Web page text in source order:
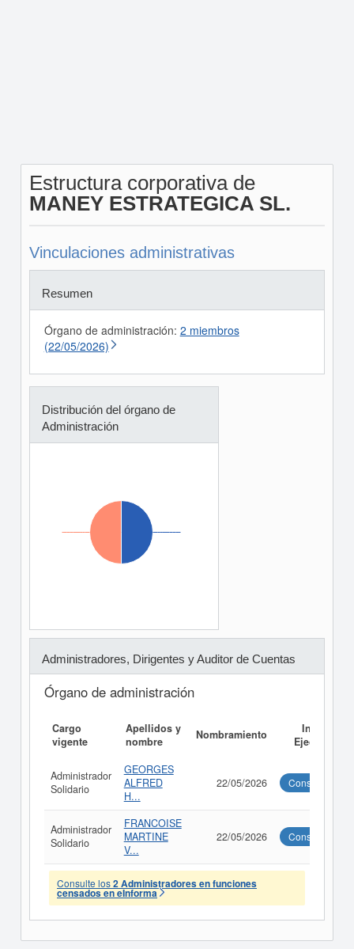
Estructura corporativa de
MANEY ESTRATEGICA SL.
Vinculaciones administrativas
Resumen
Órgano de administración: 2 miembros
(22/05/2026)
Distribución del órgano de
Administración
Administradores, Dirigentes y Auditor de Cuentas
Órgano de administración
Cargo
vigente
Apellidos y
nombre
Nombramiento
Informe
Ejecutivo
Administrador
Solidario
GEORGES
ALFRED
H...
22/05/2026 Consultar
Administrador
Solidario
FRANCOISE
MARTINE
V...
22/05/2026 Consultar
Consulte los2 Administradores en funciones
censados en eInforma